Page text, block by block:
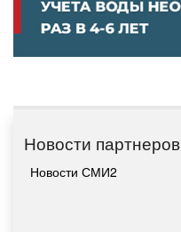
Новости партнеров
Новости СМИ2